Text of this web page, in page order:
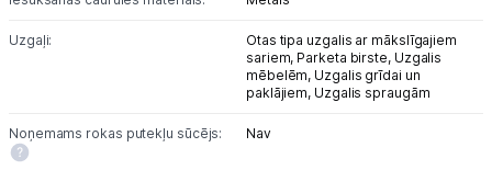
Uzgaļi:
Otas tipa uzgalis ar mākslīgajiem
sariem, Parketa birste, Uzgalis
mēbelēm, Uzgalis grīdai un
paklājiem, Uzgalis spraugām
Noņemams rokas putekļu sūcējs: Nav